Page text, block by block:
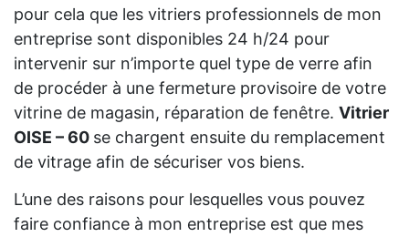
pour cela que les vitriers professionnels de mon
entreprise sont disponibles 24 h/24 pour
intervenir sur n’importe quel type de verre afin
de procéder à une fermeture provisoire de votre
vitrine de magasin, réparation de fenêtre. Vitrier
OISE – 60 se chargent ensuite du remplacement
de vitrage afin de sécuriser vos biens.
L’une des raisons pour lesquelles vous pouvez
faire confiance à mon entreprise est que mes